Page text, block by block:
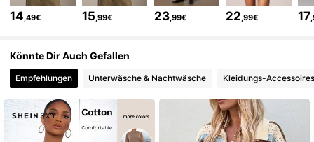
4,78 569K Follower
4,78 569K Follower
14,49€ 15,99€ 23,99€ 22,99€ 17
Könnte Dir Auch Gefallen
Empfehlungen Unterwäsche & Nachtwäsche Kleidungs-Accessoires